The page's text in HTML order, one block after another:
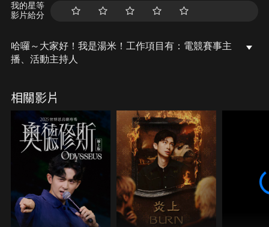
我的星等
影片給分
哈囉～大家好！我是湯米！工作項目有：電競賽事主
播、活動主持人
相關影片